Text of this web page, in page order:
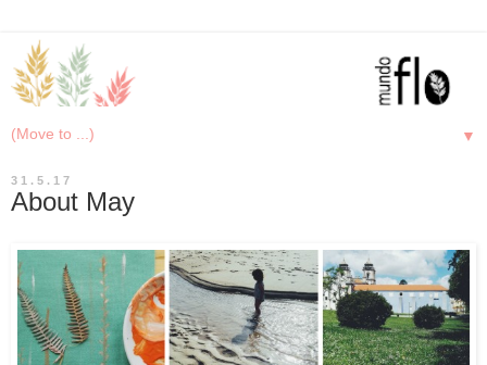
▼
31.5.17
About May